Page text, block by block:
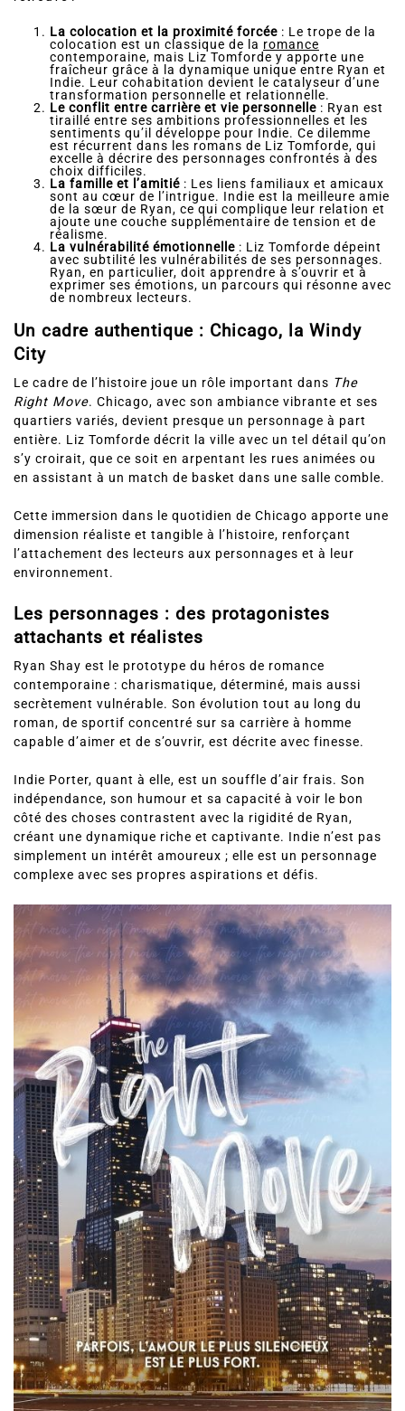
La colocation et la proximité forcée: Le trope de la
colocation est un classique de laromance
contemporaine, mais Liz Tomforde y apporte une
fraîcheur grâce à la dynamique unique entre Ryan et
Indie. Leur cohabitation devient le catalyseur d’une
transformation personnelle et relationnelle.
Le conflit entre carrière et vie personnelle: Ryan est
tiraillé entre ses ambitions professionnelles et les
sentiments qu’il développe pour Indie. Ce dilemme
est récurrent dans les romans de Liz Tomforde, qui
excelle à décrire des personnages confrontés à des
choix difficiles.
La famille et l’amitié: Les liens familiaux et amicaux
sont au cœur de l’intrigue. Indie est la meilleure amie
de la sœur de Ryan, ce qui complique leur relation et
ajoute une couche supplémentaire de tension et de
réalisme.
La vulnérabilité émotionnelle: Liz Tomforde dépeint
avec subtilité les vulnérabilités de ses personnages.
Ryan, en particulier, doit apprendre à s’ouvrir et à
exprimer ses émotions, un parcours qui résonne avec
Un cadre authentique : Chicago, la Windy
City
Le cadre de l’histoire joue un rôle important dansThe
Right Move. Chicago, avec son ambiance vibrante et ses
quartiers variés, devient presque un personnage à part
entière. Liz Tomforde décrit la ville avec un tel détail qu’on
s’y croirait, que ce soit en arpentant les rues animées ou
Cette immersion dans le quotidien de Chicago apporte une
dimension réaliste et tangible à l’histoire, renforçant
l’attachement des lecteurs aux personnages et à leur
Les personnages : des protagonistes
Ryan Shay est le prototype du héros de romance
contemporaine : charismatique, déterminé, mais aussi
secrètement vulnérable. Son évolution tout au long du
roman, de sportif concentré sur sa carrière à homme
Indie Porter, quant à elle, est un souffle d’air frais. Son
indépendance, son humour et sa capacité à voir le bon
côté des choses contrastent avec la rigidité de Ryan,
créant une dynamique riche et captivante. Indie n’est pas
simplement un intérêt amoureux ; elle est un personnage